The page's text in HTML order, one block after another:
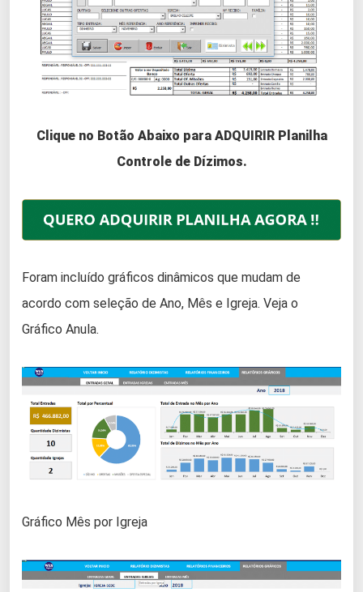
Clique no Botão Abaixo para ADQUIRIR Planilha
Controle de Dízimos.
Foram incluído gráficos dinâmicos que mudam de
acordo com seleção de Ano, Mês e Igreja. Veja o
Gráfico Anula.
Gráfico Mês por Igreja